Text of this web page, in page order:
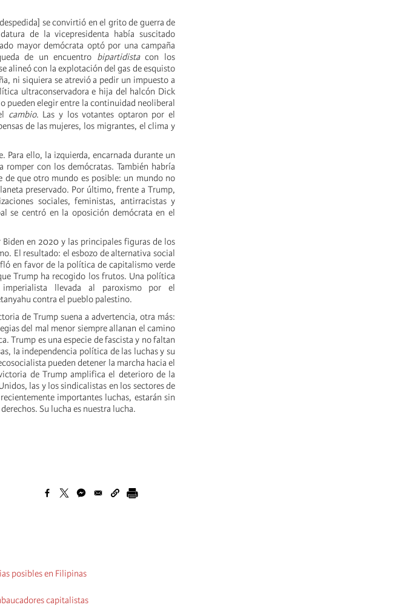
se convirtió en el grito de guerra de
de la vicepresidenta había suscitado
mayor demócrata optó por una campaña
de un encuentro bipartidistacon los
alineó con la explotación del gas de esquisto
ni siquiera se atrevió a pedir un impuesto a
ultraconservadora e hija del halcón Dick
pueden elegir entre la continuidad neoliberal
cambio. Las y los votantes optaron por el
de las mujeres, los migrantes, el clima y
Para ello, la izquierda, encarnada durante un
con los demócratas. También habría
de que otro mundo es posible: un mundo no
preservado. Por último, frente a Trump,
sociales, feministas, antirracistas y
se centró en la oposición demócrata en el
en 2020 y las principales figuras de los
El resultado: el esbozo de alternativa social
en favor de la política de capitalismo verde
Trump ha recogido los frutos. Una política
llevada al paroxismo por el
contra el pueblo palestino.
de Trump suena a advertencia, otra más:
del mal menor siempre allanan el camino
Trump es una especie de fascista y no faltan
la independencia política de las luchas y su
pueden detener la marcha hacia el
de Trump amplifica el deterioro de la
las y los sindicalistas en los sectores de
importantes luchas, estarán sin
Su lucha es nuestra lucha.
posibles en Filipinas
capitalistas